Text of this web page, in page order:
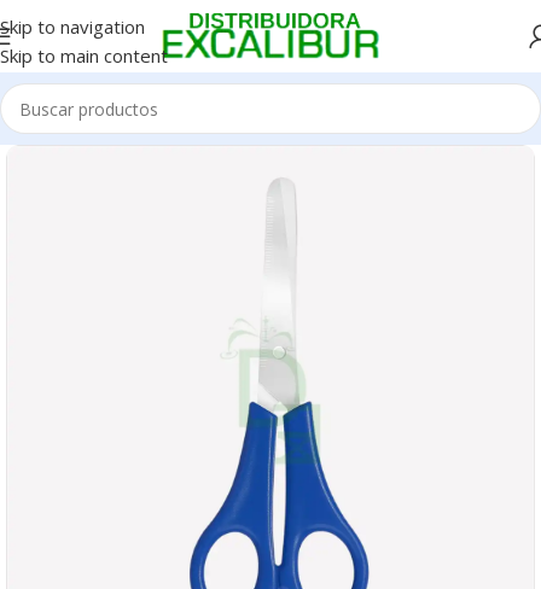
Skip to navigation
Skip to main content